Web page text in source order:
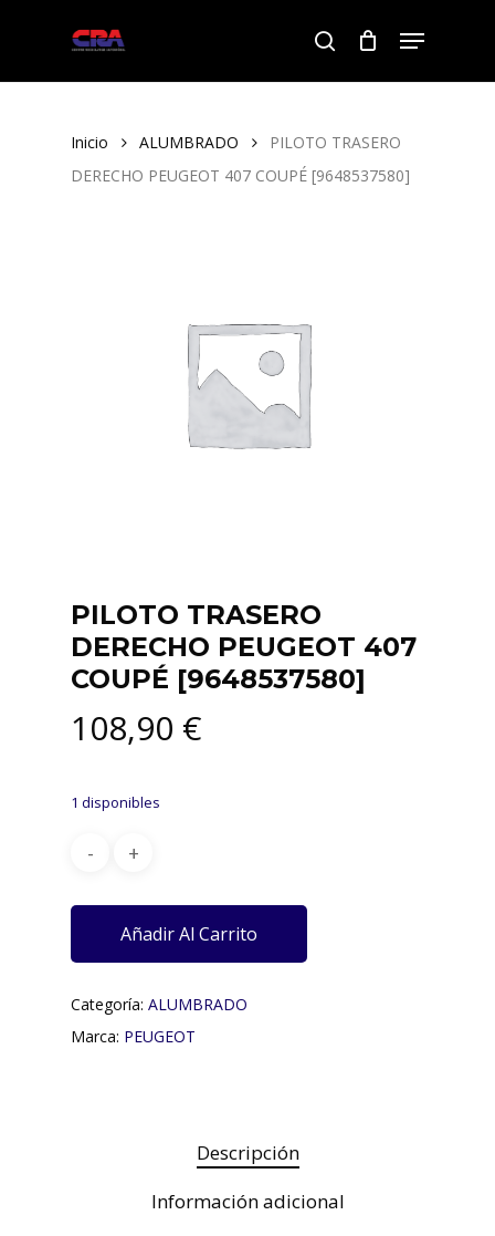
search
Menu
Inicio ALUMBRADO
PILOTO TRASERO
DERECHO PEUGEOT 407 COUPÉ [9648537580]
PILOTO TRASERO
DERECHO PEUGEOT 407
COUPÉ [9648537580]
108,90 €
1 disponibles
Añadir Al Carrito
Categoría: ALUMBRADO
Marca: PEUGEOT
Descripción
Información adicional